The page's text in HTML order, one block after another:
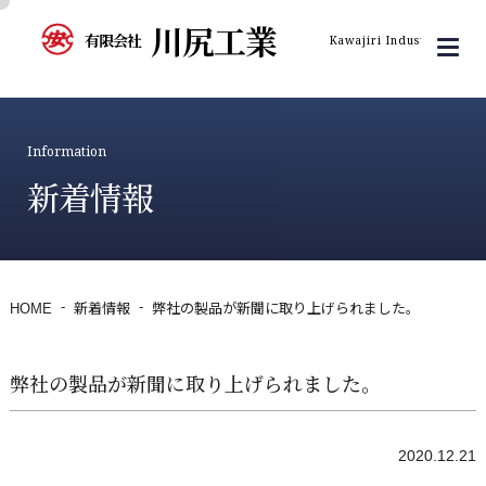
有限会社 川尻工業 Kawajiri Industry Inc.
Information
新着情報
HOME 新着情報 弊社の製品が新聞に取り上げられました。
弊社の製品が新聞に取り上げられました。
2020.12.21